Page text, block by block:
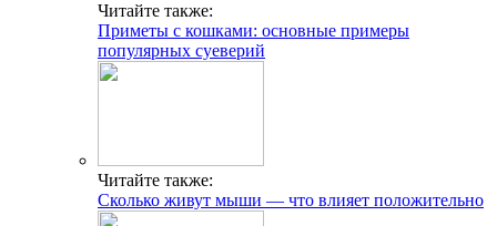
Читайте также:
Приметы с кошками: основные примеры
популярных суеверий
Читайте также:
Сколько живут мыши — что влияет положительно